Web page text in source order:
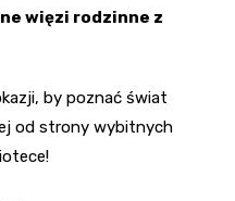
więzi rodzinne z
by poznać świat
od strony wybitnych